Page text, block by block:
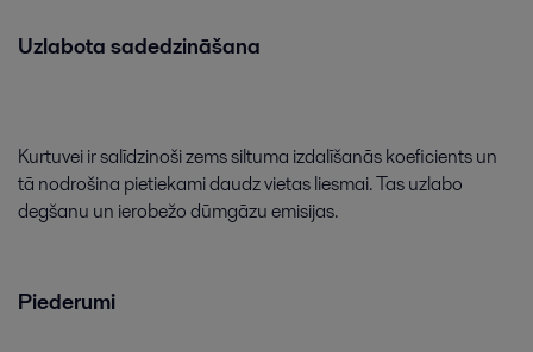
Uzlabota sadedzināšana
Kurtuveiirsalīdzinošizemssiltuma izdalīšanāskoeficientsun
tā nodrošina pietiekamidaudzvietasliesmai.Tasuzlabo
degšanu un ierobežodūmgāzuemisijas.
Piederumi